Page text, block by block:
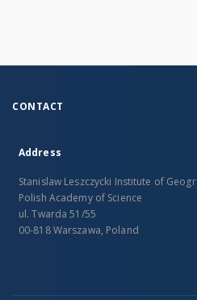
CONTACT
Address
Stanislaw Leszczycki Institute of
Polish Academy of Science
ul. Twarda 51/55
00-818 Warszawa, Poland